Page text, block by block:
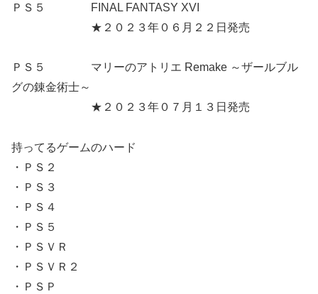
ＰＳ５ FINAL FANTASY XVI
★２０２３年０６月２２日発売
ＰＳ５ マリーのアトリエ Remake ～ザールブル
グの錬金術士～
★２０２３年０７月１３日発売
持ってるゲームのハード
・ＰＳ２
・ＰＳ３
・ＰＳ４
・ＰＳ５
・ＰＳＶＲ
・ＰＳＶＲ２
・ＰＳＰ